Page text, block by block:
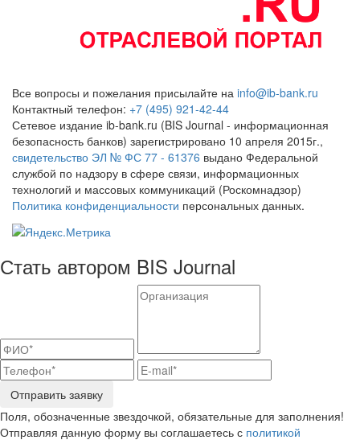
Все вопросы и пожелания присылайте на info@ib-bank.ru
Контактный телефон: +7 (495) 921-42-44
Сетевое издание ib-bank.ru (BIS Journal - информационная
безопасность банков) зарегистрировано 10 апреля 2015г.,
свидетельство ЭЛ № ФС 77 - 61376 выдано Федеральной
службой по надзору в сфере связи, информационных
технологий и массовых коммуникаций (Роскомнадзор)
Политика конфиденциальности персональных данных.
Стать автором BIS Journal
Отправить заявку
Поля, обозначенные звездочкой, обязательные для заполнения!
Отправляя данную форму вы соглашаетесь с политикой